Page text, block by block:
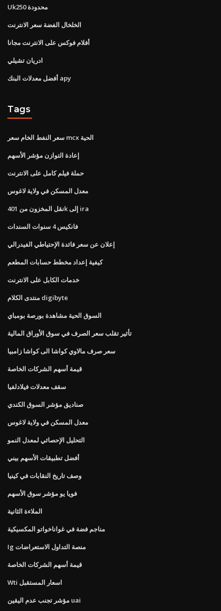
Uk250 محدودة
الخلخال الفضة سعر الانترنت
أفلام فوكس على الانترنت مجانا
ادريان تشيلي
أفضل معدلات البنك apy
Tags
سعر النفط الخام سعر mcx الحية
إعادة التوازن مؤشر الأسهم
حملة فيلم كامل على الانترنت
معدل المسكن في ولاية لاغوس
نقل المخزون من 401k إلى ira
فانكيس 4 سنوات السندات
إعلان عن سعر فائدة الإحتياطي الفيدرالي
كيفية إعداد مخطط حسابات المطعم
خدمات الكابل على الانترنت
منتدى الكلام digibyte
السوق الحية مشاهدة بورصة بومباي
تأثير تقلب سعر الصرف في سوق الأوراق المالية
سعر صرف مالاوي كواشا الى كواشا زامبيا
قيمة أسهم الشركات الخاصة
سقف معدلات فيلادلفيا
صناديق مؤشر السوق الكندي
معدل المسكن في ولاية لاغوس
التحليل الإحصائي لمعدل النمو
أفضل تطبيقات الأسهم بيني
وصف تاريخ النقابات في كينيا
فويا يو مؤشر سوق الأسهم
الملاءة الثانية
مناجم فضة في غواناخواتو المكسيكية
Ig منصة التداول الاستعراضات
قيمة أسهم الشركات الخاصة
Wti اسعار المستقبل
مؤشر تجنب عدم اليقين uai